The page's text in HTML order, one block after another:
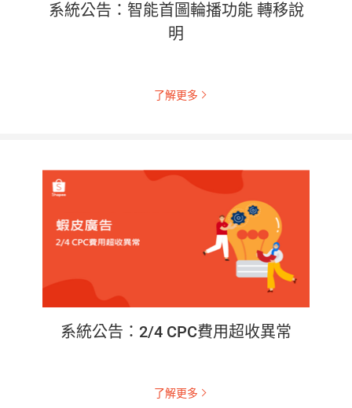
系統公告：智能首圖輪播功能 轉移說
明
了解更多
系統公告：2/4 CPC費用超收異常
了解更多